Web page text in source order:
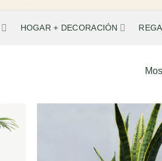
HOGAR + DECORACIÓN